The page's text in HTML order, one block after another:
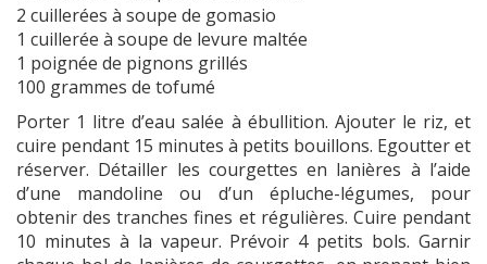
2 cuillerées à soupe de gomasio
1 cuillerée à soupe de levure maltée
1 poignée de pignons grillés
100 grammes de tofumé
Porter 1 litre d’eau salée à ébullition. Ajouter le riz, et
cuire pendant 15 minutes à petits bouillons. Egoutter et
réserver. Détailler les courgettes en lanières à l’aide
d’une mandoline ou d’un épluche-légumes, pour
obtenir des tranches fines et régulières. Cuire pendant
10 minutes à la vapeur. Prévoir 4 petits bols. Garnir